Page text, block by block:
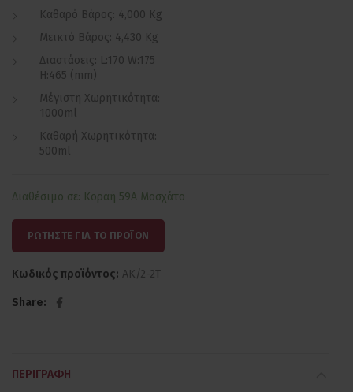
Καθαρό Βάρος: 4,000 Kg
Μεικτό Βάρος: 4,430 Kg
Διαστάσεις: L:170 W:175
H:465 (mm)
Μέγιστη Χωρητικότητα:
1000ml
Kαθαρή Χωρητικότητα:
500ml
Διαθέσιμο σε: Κοραή 59Α Μοσχάτο
ΡΩΤΗΣΤΕ ΓΙΑ ΤΟ ΠΡΟΪΟΝ
Κωδικός προϊόντος: AK/2-2T
Share
ΠΕΡΙΓΡΑΦΉ